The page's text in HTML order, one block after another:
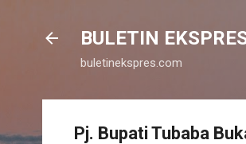
BULETIN
buletinekspres.com
Pj. Bupati Tubaba